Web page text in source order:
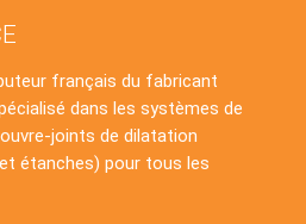
français du fabricant
dans les systèmes de
joints de dilatation
étanches) pour tous les